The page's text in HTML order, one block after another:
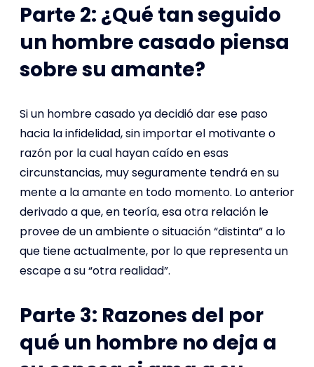
Parte 2: ¿Qué tan seguido
un hombre casado piensa
sobre su amante?
Si un hombre casado ya decidió dar ese paso
hacia la infidelidad, sin importar el motivante o
razón por la cual hayan caído en esas
circunstancias, muy seguramente tendrá en su
mente a la amante en todo momento. Lo anterior
derivado a que, en teoría, esa otra relación le
provee de un ambiente o situación “distinta” a lo
que tiene actualmente, por lo que representa un
escape a su “otra realidad”.
Parte 3: Razones del por
qué un hombre no deja a